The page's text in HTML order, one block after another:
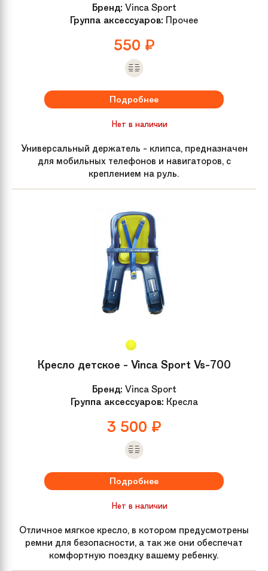
Бренд: Vinca Sport
Группа аксессуаров: Прочее
550 ₽
Подробнее
Нет в наличии
Универсальный держатель - клипса, предназначен
для мобильных телефонов и навигаторов, с
креплением на руль.
Кресло детское - Vinca Sport Vs-700
Бренд: Vinca Sport
Группа аксессуаров: Кресла
3 500 ₽
Подробнее
Нет в наличии
Отличное мягкое кресло, в котором предусмотрены
ремни для безопасности, а так же они обеспечат
комфортную поездку вашему ребенку.